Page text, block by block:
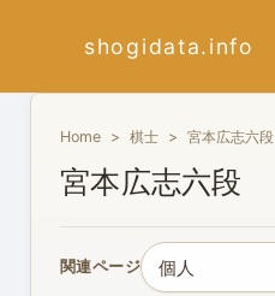
shogidata.info
Home 棋士 宮本広志六段
宮本広志六段
関連ページ